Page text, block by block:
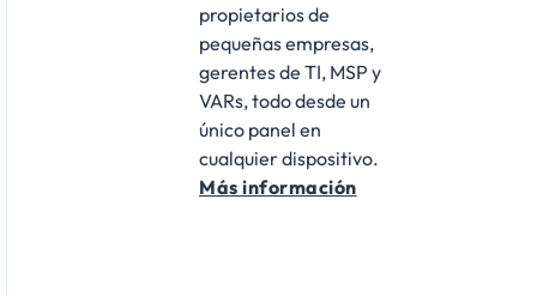
propietarios de
pequeñas empresas,
gerentes de TI, MSP y
VARs, todo desde un
único panel en
cualquier dispositivo.
Más información